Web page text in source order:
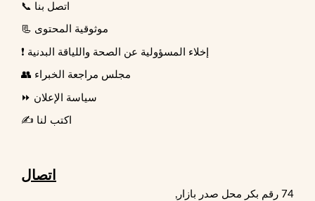
📞 اتصل بنا
📃 موثوقية المحتوى
❗ إخلاء المسؤولية عن الصحة واللياقة البدنية
👥 مجلس مراجعة الخبراء
⏩ سياسة الإعلان
✍️ اكتب لنا
اتصال
74 رقم بكر محل صدر بازار,